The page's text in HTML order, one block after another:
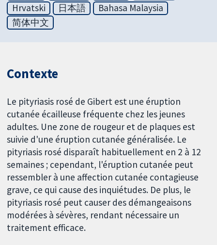
Hrvatski
日本語
Bahasa Malaysia
简体中文
Contexte
Le pityriasis rosé de Gibert est une éruption
cutanée écailleuse fréquente chez les jeunes
adultes. Une zone de rougeur et de plaques est
suivie d'une éruption cutanée généralisée. Le
pityriasis rosé disparaît habituellement en 2 à 12
semaines ; cependant, l'éruption cutanée peut
ressembler à une affection cutanée contagieuse
grave, ce qui cause des inquiétudes. De plus, le
pityriasis rosé peut causer des démangeaisons
modérées à sévères, rendant nécessaire un
traitement efficace.